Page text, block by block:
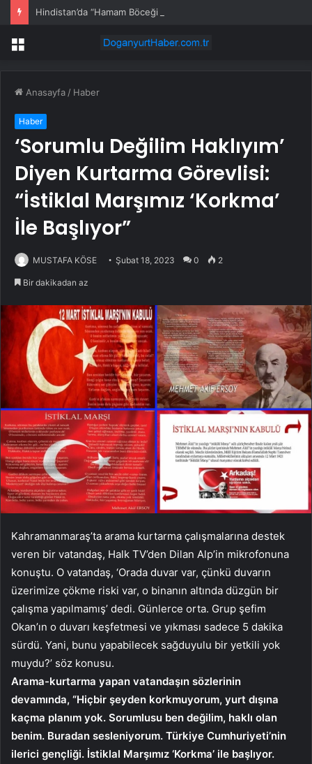
Menü
Anasayfa / Haber
Haber
‘Sorumlu Değilim Haklıyım’
Diyen Kurtarma Görevlisi:
“İstiklal Marşımız ‘Korkma’
İle Başlıyor”
MUSTAFA KÖSE Şubat 18, 2023 0 2
Bir dakikadan az
Kahramanmaraş’ta arama kurtarma çalışmalarına destek
veren bir vatandaş, Halk TV’den Dilan Alp’in mikrofonuna
konuştu. O vatandaş, ‘Orada duvar var, çünkü duvarın
üzerimize çökme riski var, o binanın altında düzgün bir
çalışma yapılmamış’ dedi. Günlerce orta. Grup şefim
Okan’ın o duvarı keşfetmesi ve yıkması sadece 5 dakika
sürdü. Yani, bunu yapabilecek sağduyulu bir yetkili yok
muydu?’ söz konusu.
Arama-kurtarma yapan vatandaşın sözlerinin
devamında, “Hiçbir şeyden korkmuyorum, yurt dışına
kaçma planım yok. Sorumlusu ben değilim, haklı olan
benim. Buradan sesleniyorum. Türkiye Cumhuriyeti’nin
ilerici gençliği. İstiklal Marşımız ‘Korkma’ ile başlıyor.